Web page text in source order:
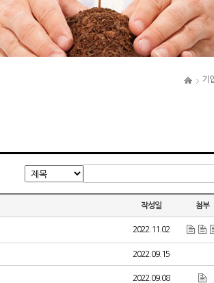
기
작성일 첨부
2022.11.02
2022.09.15
2022.09.08